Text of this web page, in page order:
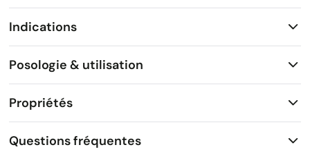
Indications
Posologie & utilisation
Propriétés
Questions fréquentes